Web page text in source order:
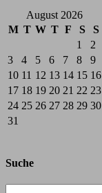
August 2026
M T W T F S
S
1
2
3
4 5 6 7 8
9
10 11 12 13 14 15 16
17 18 19 20 21 22 23
24 25 26 27 28 29 30
31
Suche